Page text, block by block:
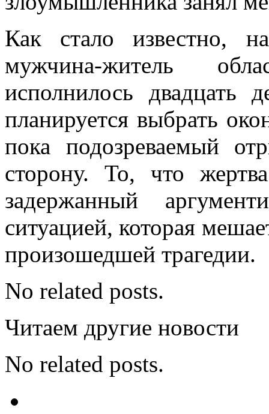
Как стало известно,
мужчина-житель
исполнилось двадцать
планируется выбрать
пока подозреваемый
сторону. То, что
задержанный
ситуацией, которая
произошедшей трагедии.
No related posts.
Читаем другие новости
No related posts.